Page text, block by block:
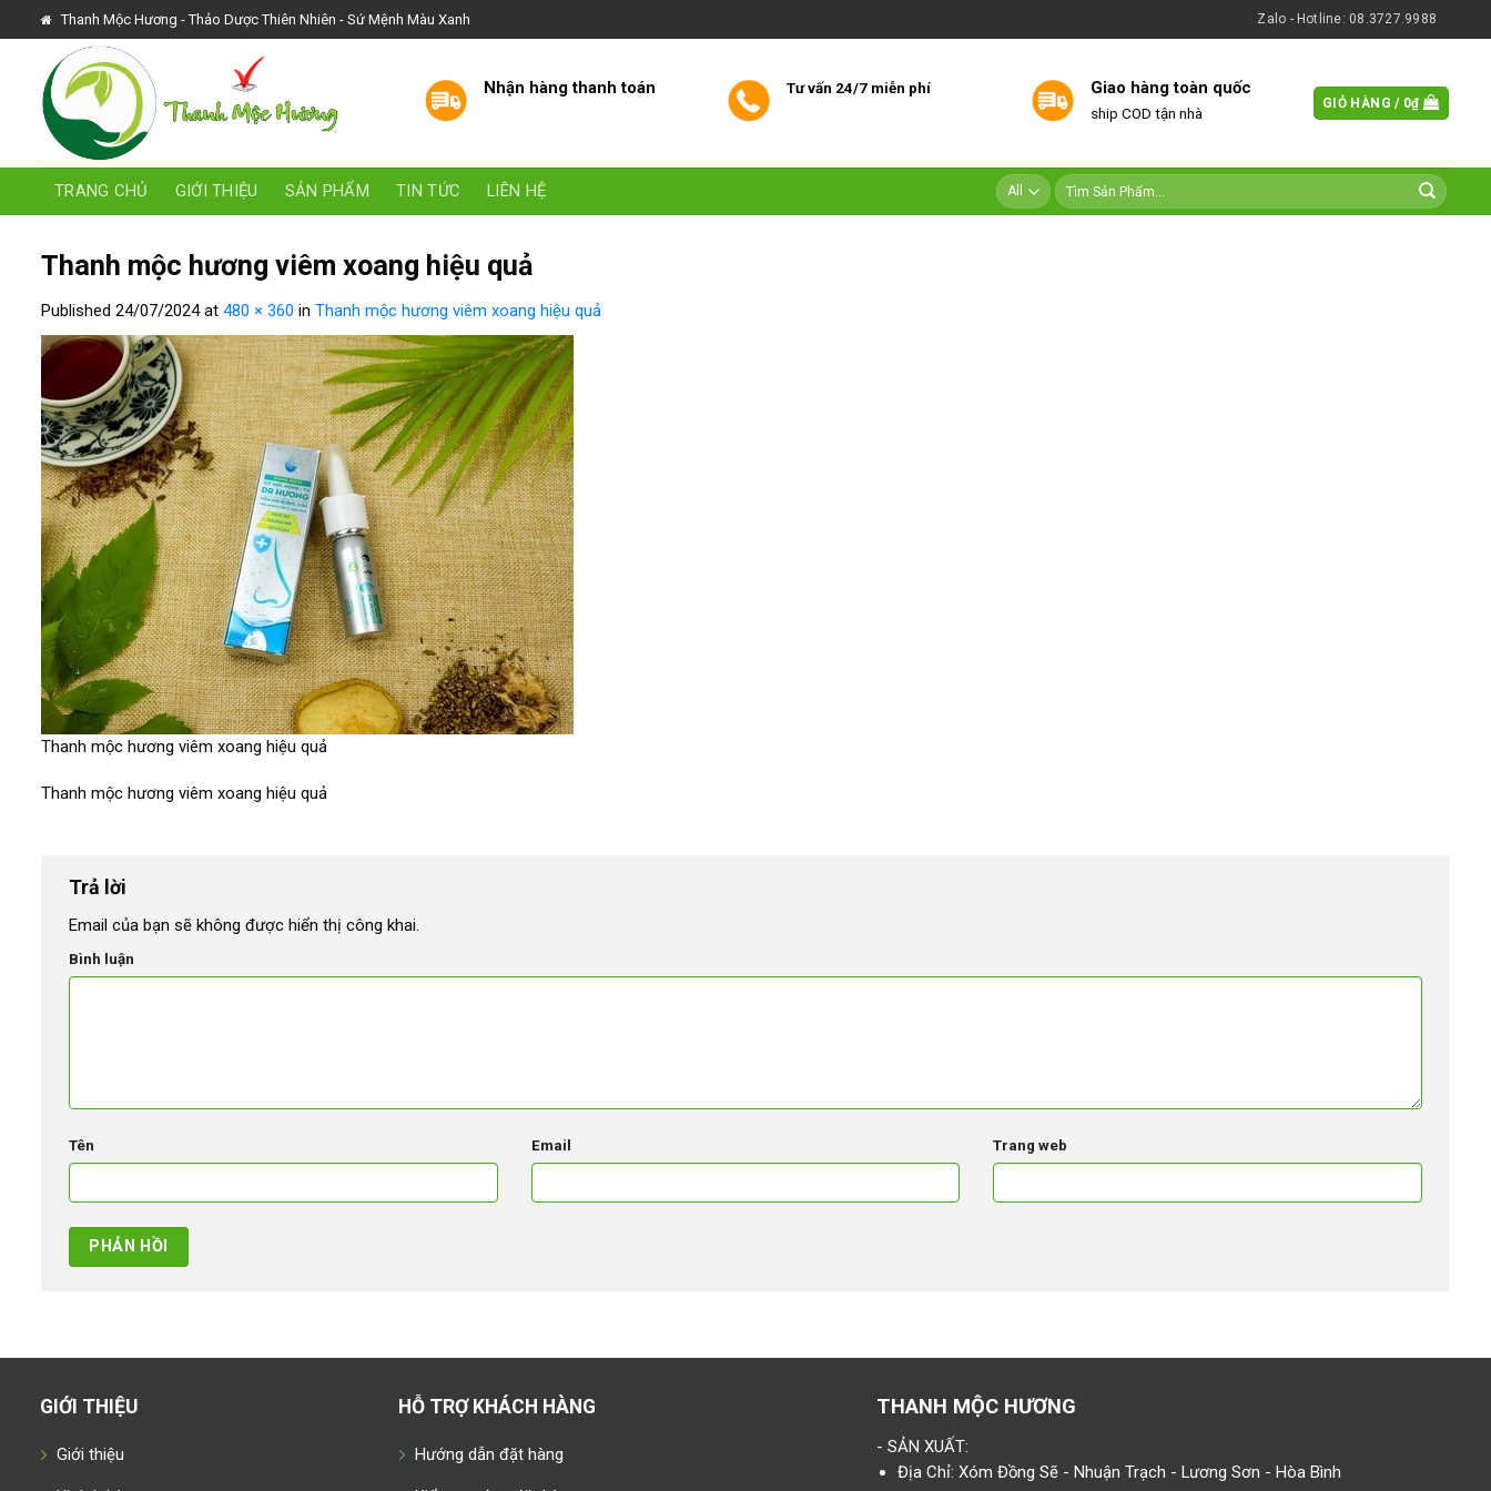
to
content
Thanh Mộc Hương - Thảo Dược Thiên Nhiên - Sứ Mệnh Màu Xanh Zalo - Hotline: 08.3727.9988
Nhận hàng thanh toán Tư vấn 24/7 miễn phí Giao hàng toàn quốc
ship COD tận nhà
GIỎ HÀNG / 0₫
TRANG CHỦ GIỚI THIỆU SẢN PHẨM TIN TỨC LIÊN HỆ
Thanh mộc hương viêm xoang hiệu quả
Published 24/07/2024at 480 × 360 in Thanh mộc hương viêm xoang hiệu quả
Thanh mộc hương viêm xoang hiệu quả
Thanh mộc hương viêm xoang hiệu quả
Trả lời
Email của bạn sẽ không được hiển thị công khai.
Bình luận
Tên Email Trang web
GIỚI THIỆU
Giới thiệu
HỖ TRỢ KHÁCH HÀNG
Hướng dẫn đặt hàng
THANH MỘC HƯƠNG
- SẢN XUẤT:
Địa Chỉ: Xóm Đồng Sẽ - Nhuận Trạch - Lương Sơn - Hòa Bình